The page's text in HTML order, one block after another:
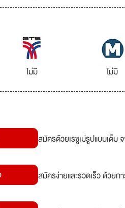
ไม่มี ไม่มี
สมัครด้วยเรซูเม่รูปแบบเต็ม
สมัครง่ายและรวดเร็ว ด้วย